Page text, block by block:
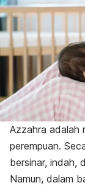
Azzahra adalah
perempuan.
bersinar, indah,
Namun, dalam